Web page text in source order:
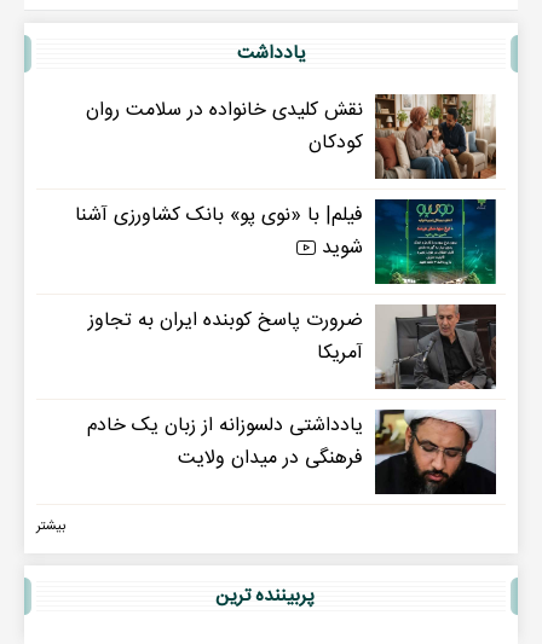
یادداشت
نقش کلیدی خانواده در سلامت روان
کودکان
فیلم| با «نوی پو» بانک کشاورزی آشنا
شوید
ضرورت پاسخ کوبنده ایران به تجاوز
آمریکا
یادداشتی دلسوزانه از زبان یک خادم
فرهنگی در میدان ولایت
بیشتر
پربيننده ترين